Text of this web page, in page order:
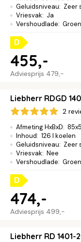
Geluidsniveau: Zeer
Vriesvak: Ja
Vershoudlade:
D
Adviesprijs 479,-
455,-
Liebherr RDGD
2
Afmeting HxBxD:
Inhoud: 126 l koelen
Geluidsniveau: Zeer
Vriesvak: Nee
Vershoudlade:
D
Adviesprijs 499,-
474,-
Liebherr RD 1401-